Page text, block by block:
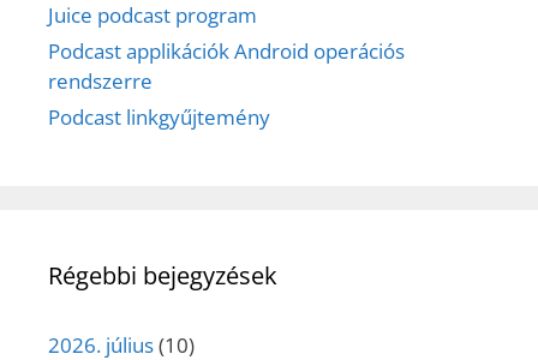
Juice podcast program
Podcast applikációk Android operációs
rendszerre
Podcast linkgyűjtemény
Régebbi bejegyzések
2026. július(10)